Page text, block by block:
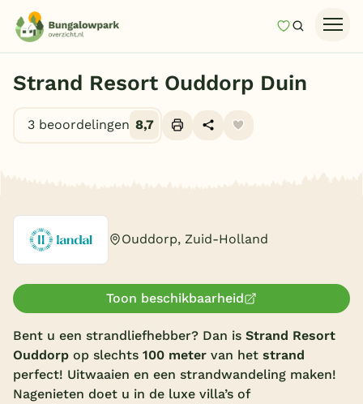
MijnZoeken
Last minutes
Top 12 aanbiedingen
Vakantiepark keuzehulp
Vakantieparken
Subtropisch zwembad
Overdekt zwembad
Strand Resort Ouddorp Duin
3 beoordelingen 8,7
Ouddorp, Zuid-Holland
Toon beschikbaarheid
Bent u een strandliefhebber? Dan is Strand Resort
Ouddorp op slechts 100 meter van het strand
perfect! Uitwaaien en een strandwandeling maken!
Nagenieten doet u in de luxe villa’s of